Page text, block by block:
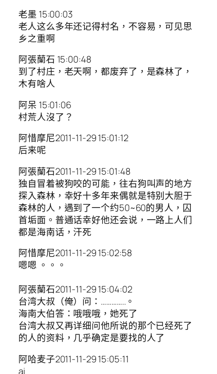
老墨 15:00:03
老人这么多年还记得村名，不容易，可见思
乡之重啊
阿張蘭石 15:00:48
到了村庄，老天啊，都废弃了，是森林了，
木有啥人
阿呆 15:01:06
村荒人沒了？
阿惜摩尼2011-11-29 15:01:12
后来呢
阿張蘭石2011-11-29 15:01:48
独自冒着被狗咬的可能，往右狗叫声的地方
探入森林，幸好十多年来偶就是特别大胆于
森林的人，遇到了一个约50~60的男人，囚
首垢面。普通话幸好他还会说，一路上人们
都是海南话，汗死
阿惜摩尼2011-11-29 15:02:58
嗯嗯 。。。
阿張蘭石2011-11-29 15:04:02
台湾大叔（俺）问：…………..。
海南大伯答：哦哦哦，她死了
台湾大叔又再详细问他所说的那个已经死了
的人的资料，几乎确定是要找的人了
阿哈麦子2011-11-29 15:05:11
ai